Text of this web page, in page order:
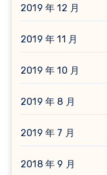
2019 年 12 月
2019 年 11 月
2019 年 10 月
2019 年 8 月
2019 年 7 月
2018 年 9 月